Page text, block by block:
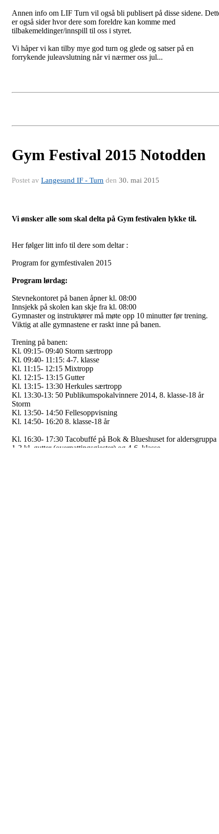
Annen info om LIF Turn vil også bli publisert på disse sidene.
er også sider hvor dere som foreldre kan komme med
tilbakemeldinger/innspill til oss i styret.
Vi håper vi kan tilby mye god turn og glede og satser på en
forrykende juleavslutning når vi nærmer oss jul...
Gym Festival 2015 Notodden
Postet av Langesund IF - Turn den 30. mai 2015
Vi ønsker alle som skal delta på Gym festivalen lykke til.
Her følger litt info til dere som deltar :
Program for gymfestivalen 2015
Program lørdag:
Stevnekontoret på banen åpner kl. 08:00
Innsjekk på skolen kan skje fra kl. 08:00
Gymnaster og instruktører må møte opp 10 minutter før trening.
Viktig at alle gymnastene er raskt inne på banen.
Trening på banen:
Kl. 09:15- 09:40 Storm særtropp
Kl. 09:40- 11:15: 4-7. klasse
Kl. 11:15- 12:15 Mixtropp
Kl. 12:15- 13:15 Gutter
Kl. 13:15- 13:30 Herkules særtropp
Kl. 13:30-13: 50 Publikumspokalvinnere 2014, 8. klasse-18 år
Storm
Kl. 13:50- 14:50 Fellesoppvisning
Kl. 14:50- 16:20 8. klasse-18 år
Kl. 16:30- 17:30 Tacobuffé på Bok & Blueshuset for aldersgruppa
1-3 kl. gutter (overnattingsgjester) og 4-6. klasse